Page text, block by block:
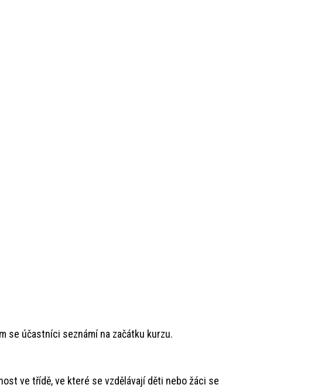
se účastníci seznámí na začátku kurzu.
ve třídě, ve které se vzdělávají děti nebo žáci se